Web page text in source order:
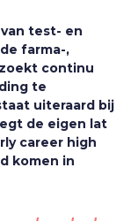
test- en
farma-,
continu
te
uiteraard bij
de eigen lat
career high
komen in